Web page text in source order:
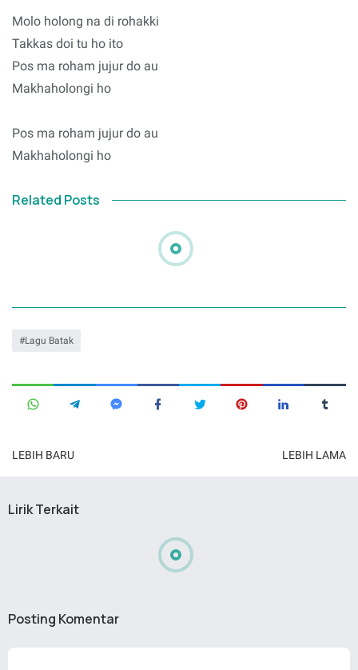
Molo holong na di rohakki
Takkas doi tu ho ito
Pos ma roham jujur do au
Makhaholongi ho
Pos ma roham jujur do au
Makhaholongi ho
Related Posts
Lagu Batak
LEBIH BARU LEBIH LAMA
Lirik Terkait
Posting Komentar